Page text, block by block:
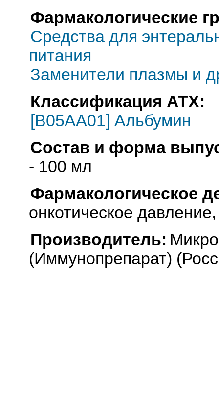
Фармакологические
Средства для
питания
Заменители плазмы и
Классификация АТХ:
[B05AA01] Альбумин
Состав и форма
- 100 мл
Фармакологическое
онкотическое
Производитель:
(Иммунопрепарат)